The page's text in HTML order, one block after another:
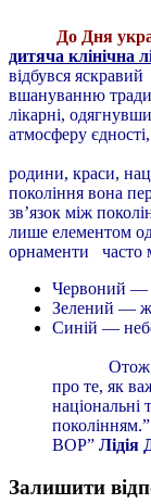
До Дня
дитяча клінічна
відбувся
вшануванню
лікарні,
атмосферу
родини, краси,
покоління вона
зв’язок між
лише елементом
орнаменти
Червоний —
Зелений —
Отож День
про те, як
національні
ВОР”
Залишити